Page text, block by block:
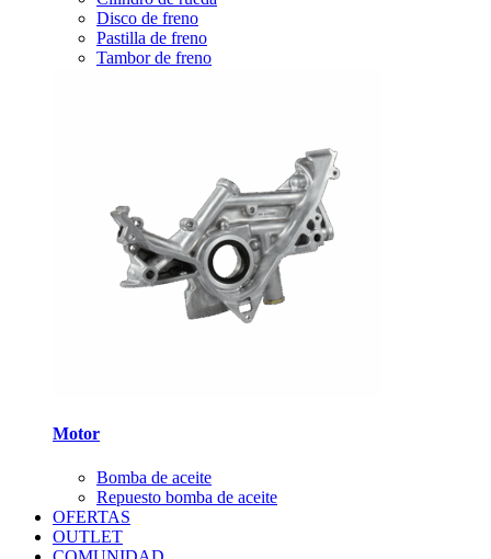
Disco de freno
Pastilla de freno
Tambor de freno
Motor
Bomba de aceite
Repuesto bomba de aceite
OFERTAS
OUTLET